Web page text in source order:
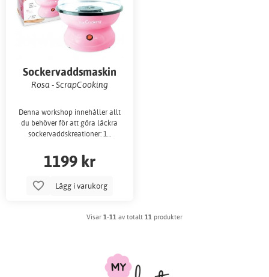
Sockervaddsmaskin
Rosa - ScrapCooking
Denna workshop innehåller allt
du behöver för att göra läckra
sockervaddskreationer: 1…
1199 kr
Lägg i varukorg
Visar 1-11 av totalt 11 produkter